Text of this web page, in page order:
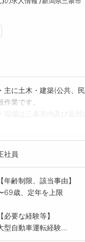
・主に土木・建築(公共、
作業です。
・作業免許取得希望者に
更範囲:変更なし
社員
【年齢制限、該当事由】
69歳、定年を上限
【必要な経験等】
型自動車運転経験...